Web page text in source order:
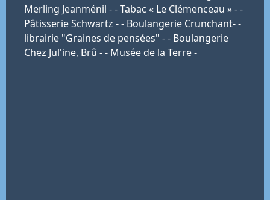
Merling Jeanménil - - Tabac « Le Clémenceau » - -
Pâtisserie Schwartz - - Boulangerie Crunchant- -
librairie "Graines de pensées" - - Boulangerie
Chez Jul'ine, Brû - - Musée de la Terre -